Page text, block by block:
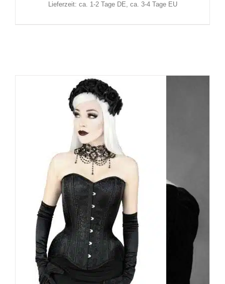
Lieferzeit: ca. 1-2 Tage DE, ca. 3-4 Tage EU